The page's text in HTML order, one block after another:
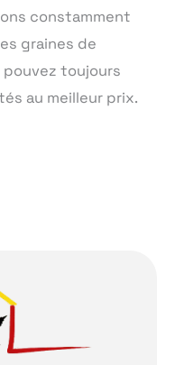
constamment
graines de
toujours
au meilleur prix.